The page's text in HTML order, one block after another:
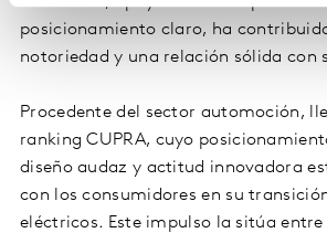
posicionamiento claro, ha
notoriedad y una relación sólida con
Procedente del sector automoción,
ranking CUPRA, cuyo
diseño audaz y actitud innovadora
con los consumidores en su
eléctricos. Este impulso la sitúa